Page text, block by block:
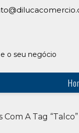
o seu negócio
Com A Tag “talco”